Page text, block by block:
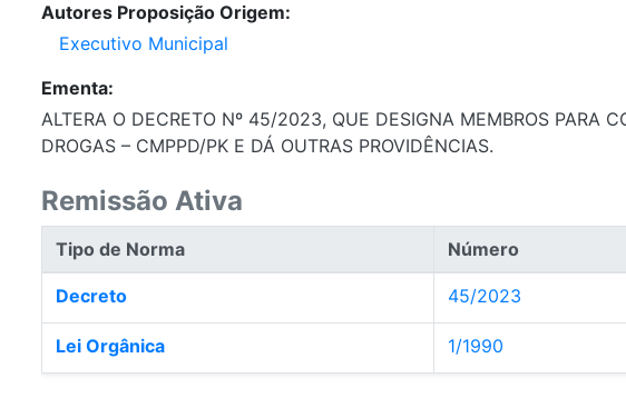
Autores Proposição Origem:
Executivo Municipal
Ementa:
ALTERA O DECRETO Nº 45/2023, QUE DESIGNA MEMBROS PARA
DROGAS – CMPPD/PK E DÁ OUTRAS PROVIDÊNCIAS.
Remissão Ativa
Tipo de Norma Número
Decreto 45/2023
Lei Orgânica 1/1990